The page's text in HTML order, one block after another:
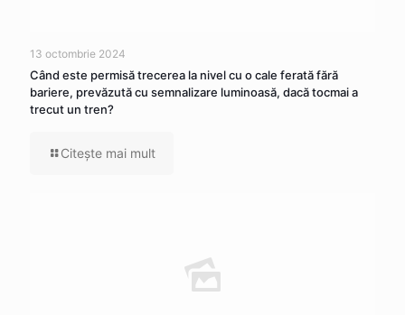
13 octombrie 2024
Când este permisă trecerea la nivel cu o cale ferată fără
bariere, prevăzută cu semnalizare luminoasă, dacă tocmai a
trecut un tren?
Citeşte mai mult